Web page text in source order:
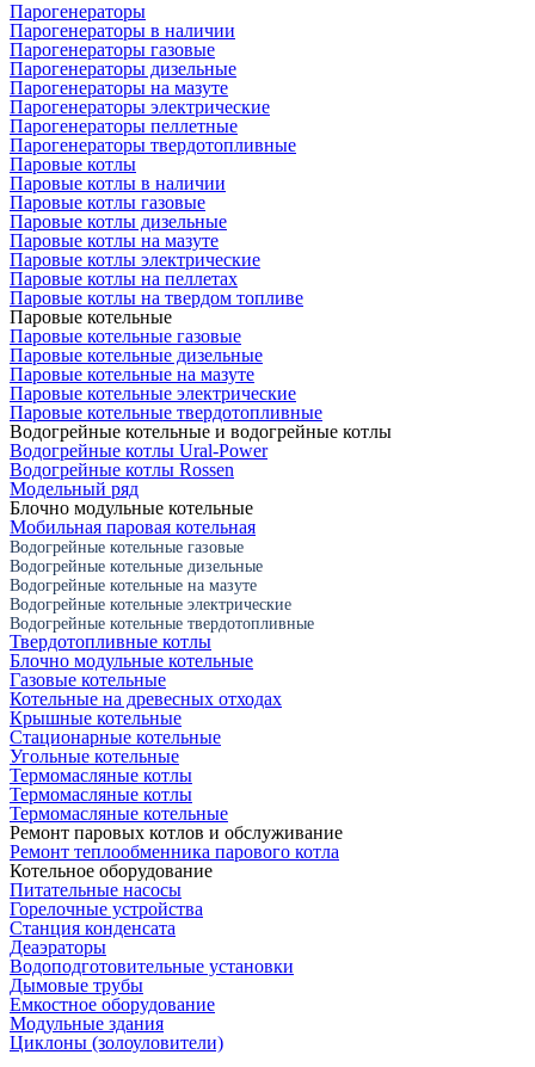
Парогенераторы
Парогенераторы в наличии
Парогенераторы газовые
Парогенераторы дизельные
Парогенераторы на мазуте
Парогенераторы электрические
Парогенераторы пеллетные
Парогенераторы твердотопливные
Паровые котлы
Паровые котлы в наличии
Паровые котлы газовые
Паровые котлы дизельные
Паровые котлы на мазуте
Паровые котлы электрические
Паровые котлы на пеллетах
Паровые котлы на твердом топливе
Паровые котельные
Паровые котельные газовые
Паровые котельные дизельные
Паровые котельные на мазуте
Паровые котельные электрические
Паровые котельные твердотопливные
Водогрейные котельные и водогрейные котлы
Водогрейные котлы Ural-Power
Водогрейные котлы Rossen
Модельный ряд
Блочно модульные котельные
Мобильная паровая котельная
Водогрейные котельные газовые
Водогрейные котельные дизельные
Водогрейные котельные на мазуте
Водогрейные котельные электрические
Водогрейные котельные твердотопливные
Твердотопливные котлы
Блочно модульные котельные
Газовые котельные
Котельные на древесных отходах
Крышные котельные
Стационарные котельные
Угольные котельные
Термомасляные котлы
Термомасляные котлы
Термомасляные котельные
Ремонт паровых котлов и обслуживание
Ремонт теплообменника парового котла
Котельное оборудование
Питательные насосы
Горелочные устройства
Станция конденсата
Деаэраторы
Водоподготовительные установки
Дымовые трубы
Емкостное оборудование
Mодульные здания
Циклоны (золоуловители)